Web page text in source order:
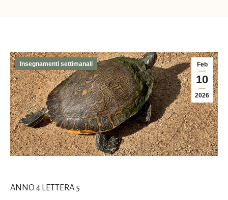
Feb
10
2026
Insegnamenti settimanali
ANNO 4 LETTERA 5